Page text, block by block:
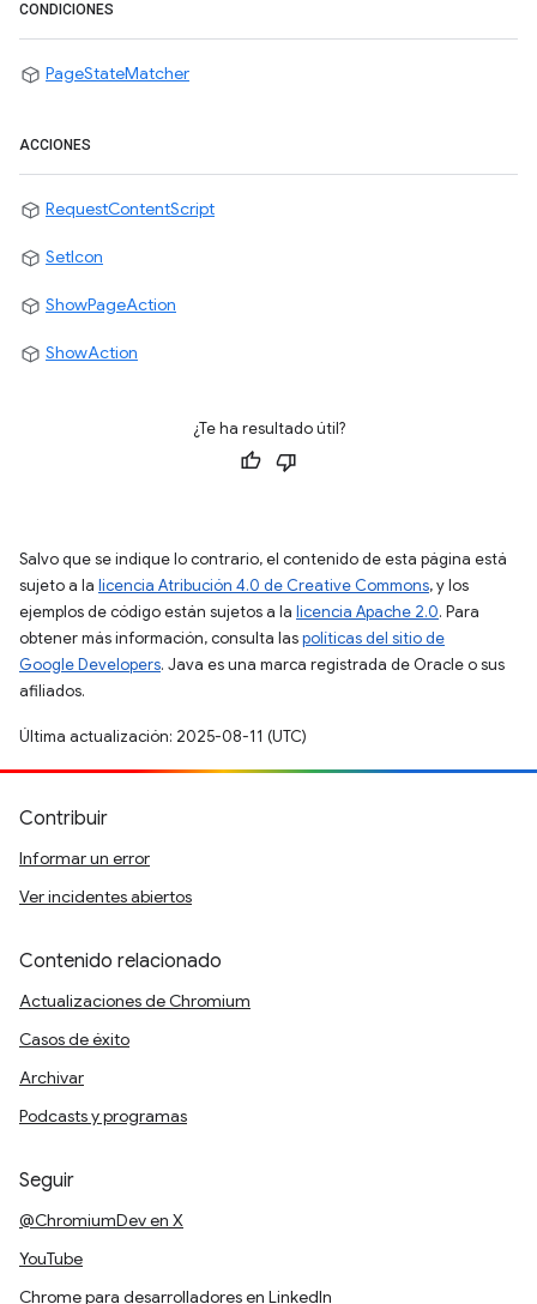
CONDICIONES
PageStateMatcher
ACCIONES
RequestContentScript
SetIcon
ShowPageAction
ShowAction
¿Te ha resultado útil?
Salvo que se indique lo contrario, el contenido de esta página está
sujeto a la licencia Atribución 4.0 de Creative Commons, y los
ejemplos de código están sujetos a la licencia Apache 2.0. Para
obtener más información, consulta laspolíticas del sitio de
Google Developers. Java es una marca registrada de Oracle o sus
afiliados.
Última actualización: 2025-08-11 (UTC)
Contribuir
Informar un error
Ver incidentes abiertos
Contenido relacionado
Actualizaciones de Chromium
Casos de éxito
Archivar
Podcasts y programas
Seguir
@ChromiumDev en X
YouTube
Chrome para desarrolladores en LinkedIn